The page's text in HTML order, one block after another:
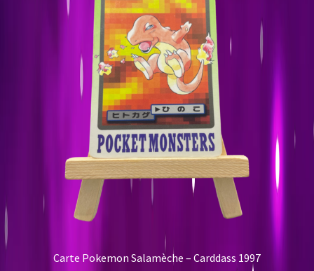
Carte Pokemon Salamèche – Carddass 1997